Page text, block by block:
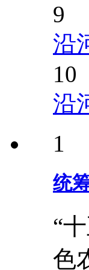
9
沿
10
沿
1
统
“
色